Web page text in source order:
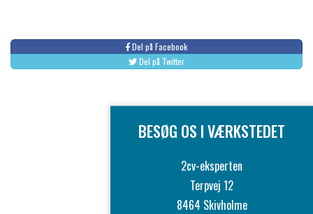
Del på Facebook
Del på Twitter
BESØG OS I VÆRKSTEDET
2cv-eksperten
Terpvej 12
8464 Skivholme